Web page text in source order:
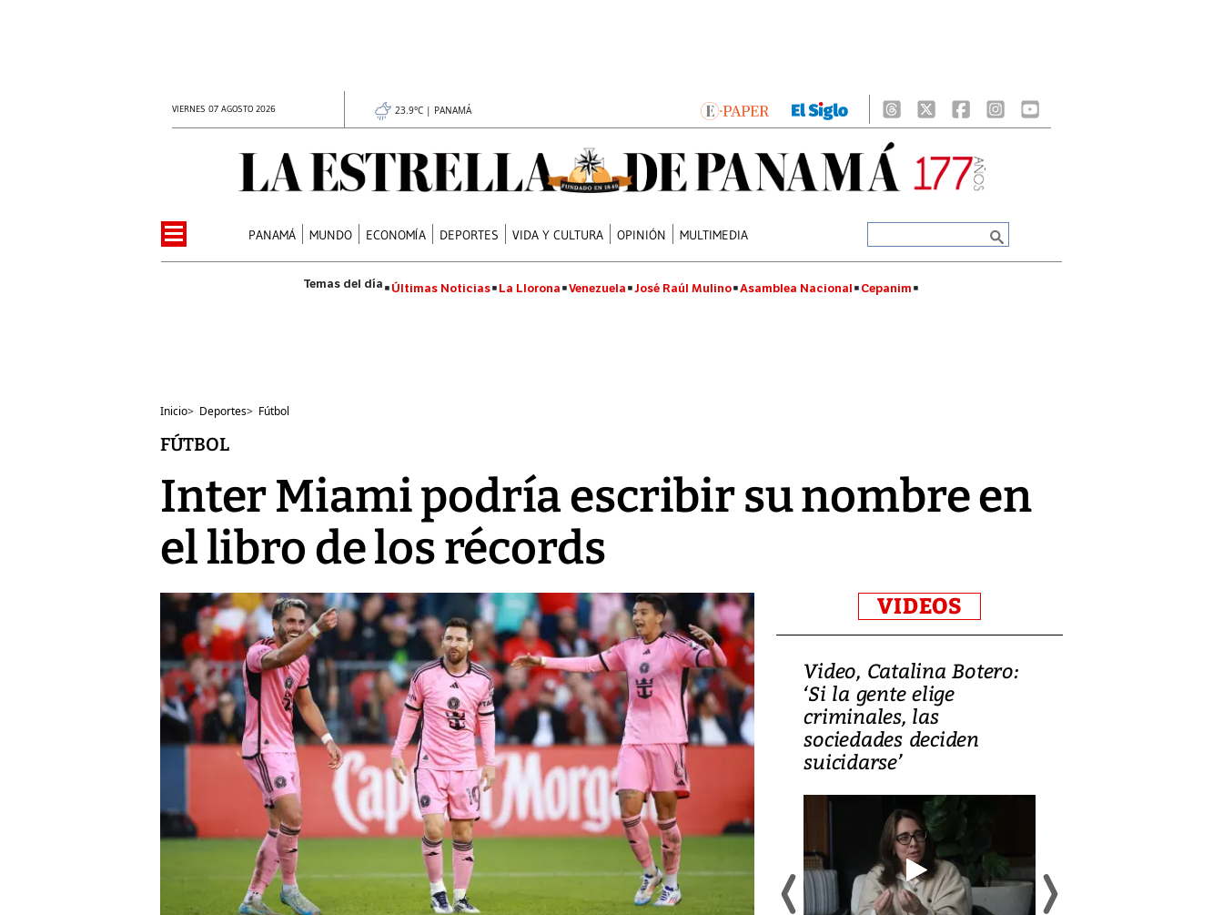
VIERNES 07 AGOSTO 2026 23.9°C | PANAMÁ
PANAMÁ MUNDO ECONOMÍA DEPORTES VIDA Y CULTURA OPINIÓN MULTIMEDIA
Últimas Noticias La Llorona Venezuela José Raúl Mulino Asamblea Nacional Cepanim
Inicio> Deportes> Fútbol
FÚTBOL
Inter Miami podría escribir su nombre en
el libro de los récords
VIDEOS
Video, Japón: Terremoto
deja heridos y graves
daños en Kumamoto
Video, Catalina Botero:
‘Si la gente elige
criminales, las
sociedades deciden
suicidarse’